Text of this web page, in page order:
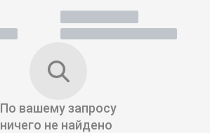
По вашему запросу
ничего не найдено